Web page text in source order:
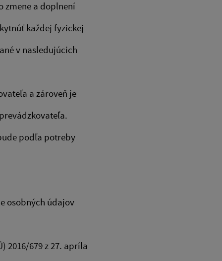
zmene a doplnení
každej fyzickej
v nasledujúcich
a zároveň je
podľa potreby
osobných údajov
2016/679 z 27. apríla